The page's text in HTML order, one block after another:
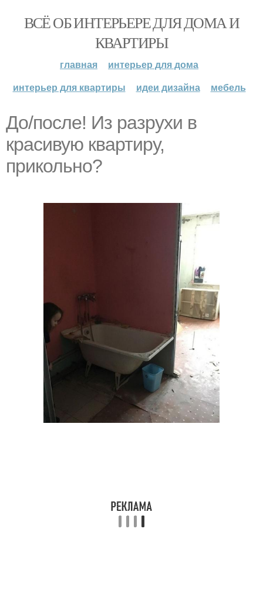
ВСЁ ОБ ИНТЕРЬЕРЕ ДЛЯ ДОМА И
КВАРТИРЫ
главная
интерьер для дома
интерьер для квартиры
идеи дизайна мебель
До/после! Из разрухи в
красивую квартиру,
прикольно?